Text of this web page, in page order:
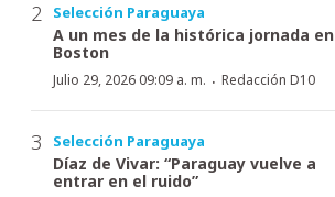
Selección Paraguaya
A un mes de la histórica jornada en
Boston
Julio 29, 2026 09:09 a. m. · Redacción D10
Selección Paraguaya
Díaz de Vivar: “Paraguay vuelve a
entrar en el ruido”